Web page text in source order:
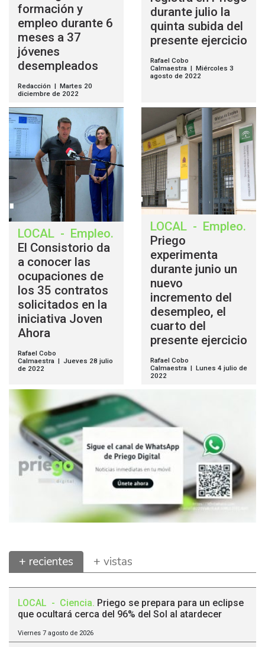
formación y
empleo durante 6
meses a 37
jóvenes
desempleados
Redacción | Martes 20
diciembre de 2022
durante julio la
quinta subida del
presente ejercicio
Rafael Cobo
Calmaestra | Miércoles 3
agosto de 2022
LOCAL - Empleo.
El Consistorio da
a conocer las
ocupaciones de
los 35 contratos
solicitados en la
iniciativa Joven
Ahora
Rafael Cobo
Calmaestra | Jueves 28 julio
de 2022
LOCAL - Empleo.
Priego
experimenta
durante junio un
nuevo
incremento del
desempleo, el
cuarto del
presente ejercicio
Rafael Cobo
Calmaestra | Lunes 4 julio de
2022
+ recientes + vistas
LOCAL - Ciencia. Priego se prepara para un eclipse
que ocultará cerca del 96% del Sol al atardecer
Viernes 7 agosto de 2026